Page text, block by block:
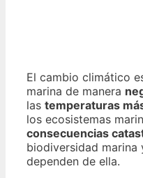
El cambio climático
marina de manera
las temperaturas
los ecosistemas
consecuencias
biodiversidad marina
dependen de ella.